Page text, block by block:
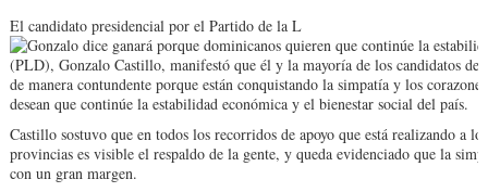
El candidato presidencial por el Partido de la L
(PLD), Gonzalo Castillo, manifestó que él y la mayoría de los candidatos de
de manera contundente porque están conquistando la simpatía y los
desean que continúe la estabilidad económica y el bienestar social del país.
Castillo sostuvo que en todos los recorridos de apoyo que está realizando a
provincias es visible el respaldo de la gente, y queda evidenciado que la
con un gran margen.